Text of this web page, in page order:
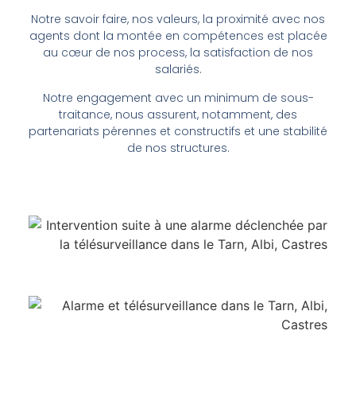
Notre savoir faire, nos valeurs, la proximité avec nos
agents dont la montée en compétences est placée
au cœur de nos process, la satisfaction de nos
salariés.
Notre engagement avec un minimum de sous-
traitance, nous assurent, notamment, des
partenariats pérennes et constructifs et une stabilité
de nos structures.